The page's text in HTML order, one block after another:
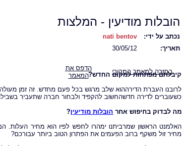
הובלות מודיעין - המלצות
נכתב על ידי:
nati bentov
תאריך:
30/05/12
בחזרה למאמר המקורי
הדפס את
המאמרקיבלתם מפתחות למקום החדש?
לרובנו העברת הדירההוא שלב מרגש בכל פעם מחדש. זה זמן
כשעוברים לדירה חדשהחשוב להקפיד ולבחור חברה שתעביר
מה לבדוק בחיפוש אחר הובלות מודיעין?
האלמנט הראשון שמרביתנו ימהרו לחפש לפיו הוא מחיר
מחיר זול משקף ברוב הפעמים את הפתרון הטוב ביותר עבורכם?